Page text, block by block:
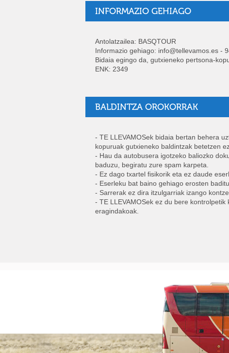
INFORMAZIO GEHIAGO
Antolatzailea: BASQTOUR
Informazio gehiago: info@tellevamos.es -
Bidaia egingo da, gutxieneko pertsona-
ENK: 2349
BALDINTZA OROKORRAK
- TE LLEVAMOSek bidaia bertan behera
kopuruak gutxieneko baldintzak betetzen
- Hau da autobusera igotzeko baliozko
baduzu, begiratu zure spam karpeta.
- Ez dago txartel fisikorik eta ez daude
- Eserleku bat baino gehiago erosten
- Sarrerak ez dira itzulgarriak izango
- TE LLEVAMOSek ez du bere
eragindakoak.